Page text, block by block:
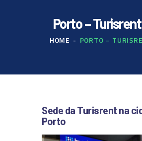
Porto –
HOME PORTO –
LEVANTAMENTO E
Sede da Turisrent na
Porto